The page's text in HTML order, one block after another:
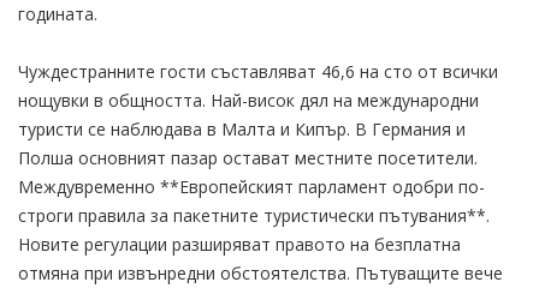
годината.
Чуждестранните гости съставляват 46,6 на сто от всички
нощувки в общността. Най-висок дял на международни
туристи се наблюдава в Малта и Кипър. В Германия и
Полша основният пазар остават местните посетители.
Междувременно **Европейският парламент одобри по-
строги правила за пакетните туристически пътувания**.
Новите регулации разширяват правото на безплатна
отмяна при извънредни обстоятелства. Пътуващите вече